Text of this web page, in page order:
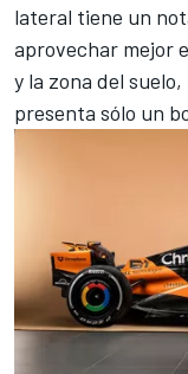
lateral tiene un
aprovechar mejor
y la zona del
presenta sólo un